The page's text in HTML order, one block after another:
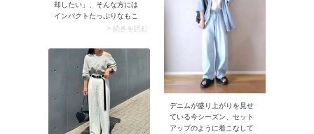
却したい」、そんな方には
インパクトたっぷりなもこ
もこアウターがおすすめで
わせれば上品に、派手めの
ボトムに羽織ればハイセン
スなコーデが完成♪
> 続きを読む
デニムが盛り上がりを見せ
ている今シーズン、セット
アップのように着こなして